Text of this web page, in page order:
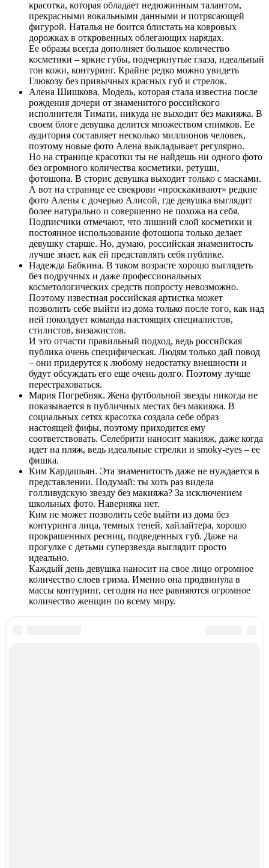
красотка, которая обладает недюжинным талантом,
прекрасными вокальными данными и потрясающей
фигурой. Наталья не боится блистать на ковровых
дорожках в откровенных облегающих нарядах.
Ее образы всегда дополняет большое количество
косметики – яркие губы, подчеркнутые глаза, идеальный
тон кожи, контуринг. Крайне редко можно увидеть
Глюкозу без привычных красных губ и стрелок.
Алена Шишкова. Модель, которая стала известна после
рождения дочери от знаменитого российского
исполнителя Тимати, никуда не выходит без макияжа. В
своем блоге девушка делится множеством снимков. Ее
аудитория составляет несколько миллионов человек,
поэтому новые фото Алена выкладывает регулярно.
Но на странице красотки ты не найдешь ни одного фото
без огромного количества косметики, ретуши,
фотошопа. В сторис девушка выходит только с масками.
А вот на странице ее свекрови «проскакивают» редкие
фото Алены с дочерью Алисой, где девушка выглядит
более натурально и совершенно не похожа на себя.
Подписчики отмечают, что лишний слой косметики и
постоянное использование фотошопа только делает
девушку старше. Но, думаю, российская знаменитость
лучше знает, как ей представлять себя публике.
Надежда Бабкина. В таком возрасте хорошо выглядеть
без подручных и даже профессиональных
косметологических средств попросту невозможно.
Поэтому известная российская артистка может
позволить себе выйти из дома только после того, как над
ней поколдует команда настоящих специалистов,
стилистов, визажистов.
И это отчасти правильный подход, ведь российская
публика очень специфическая. Людям только дай повод
– они придерутся к любому недостатку внешности и
будут обсуждать его еще очень долго. Поэтому лучше
перестраховаться.
Мария Погребняк. Жена футбольной звезды никогда не
показывается в публичных местах без макияжа. В
социальных сетях красотка создала себе образ
настоящей фифы, поэтому приходится ему
соответствовать. Селебрити наносит макияж, даже когда
идет на пляж, ведь идеальные стрелки и smoky-eyes – ее
фишка.
Ким Кардашьян. Эта знаменитость даже не нуждается в
представлении. Подумай: ты хоть раз видела
голливудскую звезду без макияжа? За исключением
школьных фото. Наверняка нет.
Ким не может позволить себе выйти из дома без
контуринга лица, темных теней, хайлайтера, хорошо
прокрашенных ресниц, подведенных губ. Даже на
прогулке с детьми суперзвезда выглядит просто
идеально.
Каждый день девушка наносит на свое лицо огромное
количество слоев грима. Именно она продвинула в
массы контуринг, сегодня на нее равняются огромное
количество женщин по всему миру.